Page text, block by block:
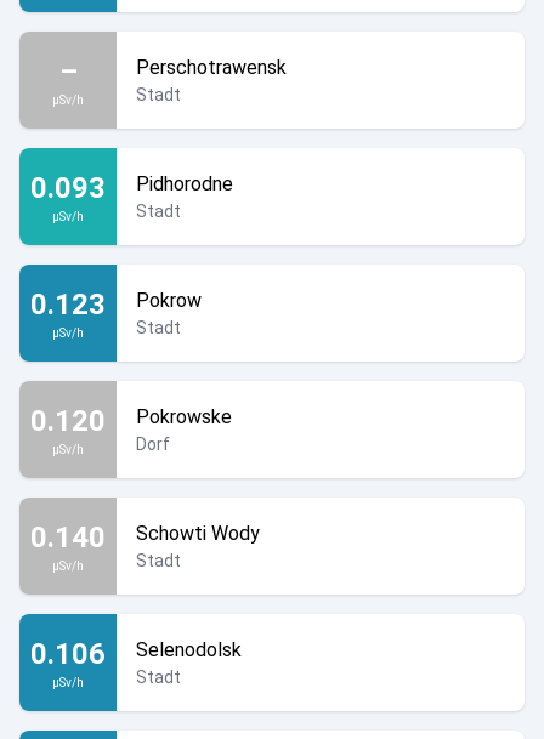
–
µSv/h
Perschotrawensk
Stadt
0.093
µSv/h
Pidhorodne
Stadt
0.123
µSv/h
Pokrow
Stadt
0.120
µSv/h
Pokrowske
Dorf
0.140
µSv/h
Schowti Wody
Stadt
0.106
µSv/h
Selenodolsk
Stadt